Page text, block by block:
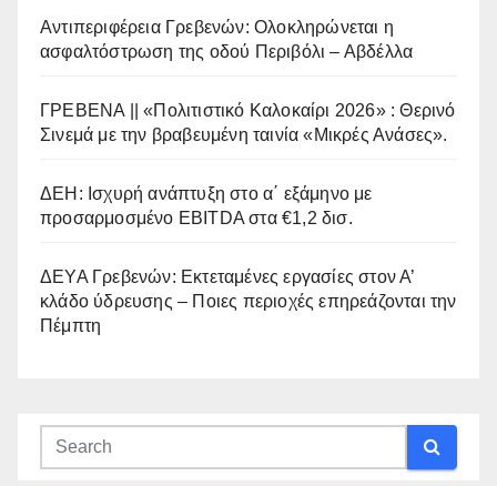
Αντιπεριφέρεια Γρεβενών: Ολοκληρώνεται η
ασφαλτόστρωση της οδού Περιβόλι – Αβδέλλα
ΓΡΕΒΕΝΑ || «Πολιτιστικό Καλοκαίρι 2026» : Θερινό
Σινεμά με την βραβευμένη ταινία «Μικρές Ανάσες».
ΔΕΗ: Ισχυρή ανάπτυξη στο α΄ εξάμηνο με
προσαρμοσμένο EBITDA στα €1,2 δισ.
ΔΕΥΑ Γρεβενών: Εκτεταμένες εργασίες στον Α’
κλάδο ύδρευσης – Ποιες περιοχές επηρεάζονται την
Πέμπτη